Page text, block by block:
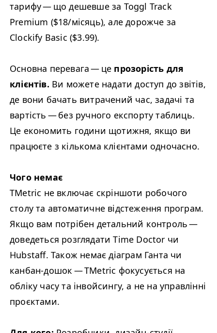
тарифу — що дешевше за Toggl Track
Premium ($18/​місяць), але дорожче за
Clockify Basic ($3.99).
Основна перевага — це прозорість для
клієнтів. Ви можете надати доступ до звітів,
де вони бачать витрачений час, задачі та
вартість — без ручного експорту таблиць.
Це економить години щотижня, якщо ви
працюєте з кількома клієнтами одночасно.
Чого немає
TMetric не включає скріншоти робочого
столу та автоматичне відстеження програм.
Якщо вам потрібен детальний контроль —
доведеться розглядати Time Doctor чи
Hubstaff. Також немає діаграм Ганта чи
канбан-дошок — TMetric фокусується на
обліку часу та інвойсингу, а не на управлінні
проєктами.